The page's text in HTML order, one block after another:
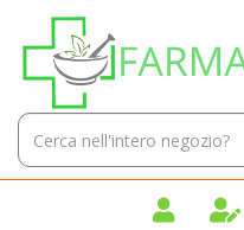
contenuto
principale
Farmacia
Carlo
Alberto
Cerca
Prodotto